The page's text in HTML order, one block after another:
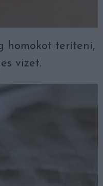
homokot teríteni,
vizet.